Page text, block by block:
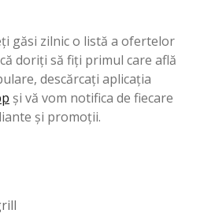
găsi zilnic o listă a ofertelor
doriți să fiți primul care află
descărcați aplicația
și vă vom notifica de fiecare
și promoții.